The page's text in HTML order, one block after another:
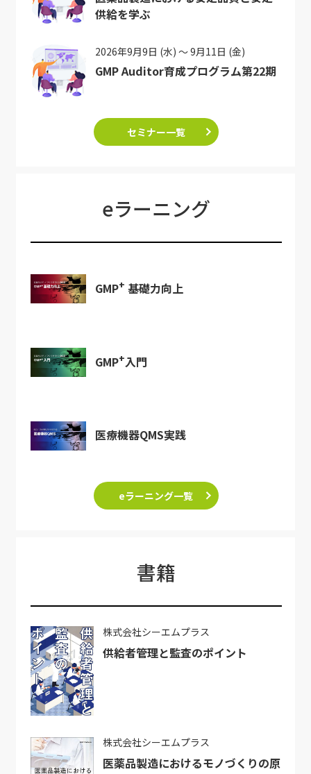
供給を学ぶ
2026年9月9日 (水) ～ 9月11日 (金)
GMP Auditor育成プログラム第22期
セミナー一覧
eラーニング
GMP+ 基礎力向上
GMP+入門
医療機器QMS実践
eラーニング一覧
書籍
株式会社シーエムプラス
供給者管理と監査のポイント
株式会社シーエムプラス
医薬品製造におけるモノづくりの原